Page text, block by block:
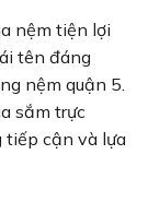
nệm tiện lợi
tên đáng
nệm quận 5.
sắm trực
tiếp cận và lựa